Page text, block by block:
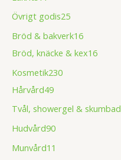
Övrigt godis25
Bröd & bakverk16
Bröd, knäcke & kex16
Kosmetik230
Hårvård49
Tvål, showergel & skumbad
Hudvård90
Munvård11